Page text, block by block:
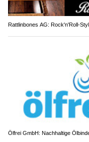
Rattlinbones AG: Rock'n'Roll-
Ölfrei GmbH: Nachhaltige